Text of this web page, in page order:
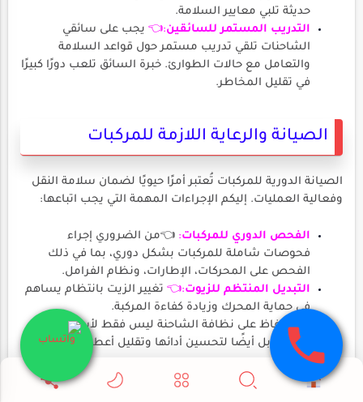
حديثة تلبي معايير السلامة.
التدريب المستمر للسائقين:👈 يجب على سائقي
الشاحنات تلقي تدريب مستمر حول قواعد السلامة
والتعامل مع حالات الطوارئ. خبرة السائق تلعب دورًا كبيرًا
في تقليل المخاطر.
الصيانة والرعاية اللازمة للمركبات
الصيانة الدورية للمركبات تُعتبر أمرًا حيويًا لضمان سلامة النقل
وفعالية العمليات. إليكم الإجراءات المهمة التي يجب اتباعها:
الفحص الدوري للمركبات: 👈من الضروري إجراء
فحوصات شاملة للمركبات بشكل دوري، بما في ذلك
الفحص على المحركات، الإطارات، ونظام الفرامل.
التبديل المنتظم للزيوت:👈 تغيير الزيت بانتظام يساهم
في حماية المحرك وزيادة كفاءة المركبة.
👈الحفاظ على نظافة الشاحنة ليس فقط لأسباب
جمالية، بل أيضًا لتحسين أدائها وتقليل أعطال المحرك.